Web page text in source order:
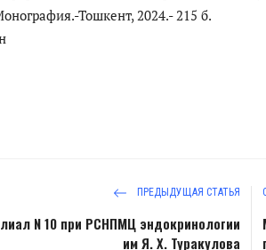
Тошкент, 2024.- 215 б.
ПРЕДЫДУЩАЯ СТАТЬЯ
N 10 при РСНПМЦ эндокринологии
им Я. Х. Туракулова